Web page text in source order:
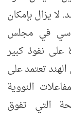
لا يزال بإمكان
في مجلس
على نفوذ كبير
الهند تعتمد على
النووية
التي تفوق